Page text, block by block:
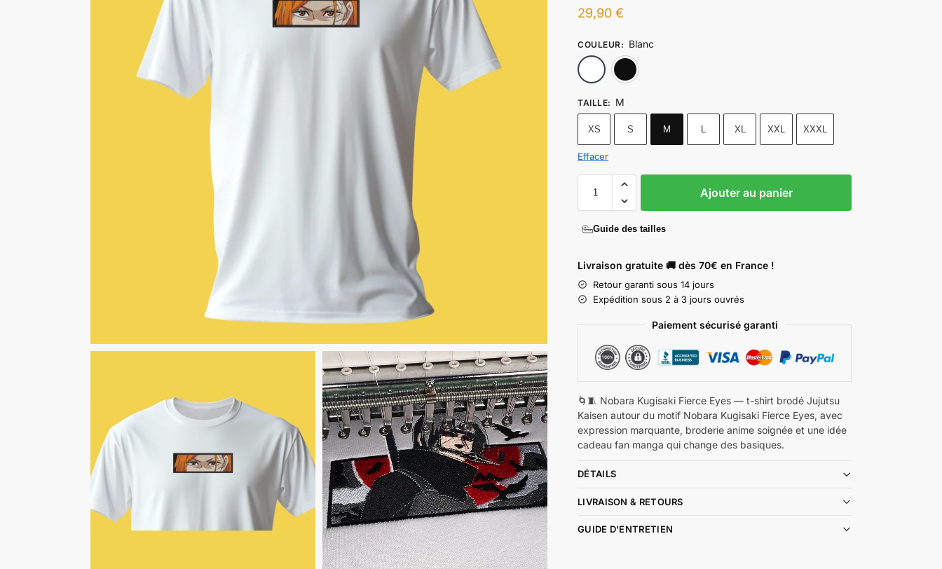
29,90€
COULEUR: Blanc
TAILLE: M
XS S M L XL XXL XXXL
Effacer
Ajouter au panier
Guide des tailles
Livraison gratuite 🚚 dès 70€ en France !
Retour garanti sous 14 jours
Expédition sous 2 à 3 jours ouvrés
Paiement sécurisé garanti
🌀🧵 Nobara Kugisaki Fierce Eyes — t-shirt brodé Jujutsu
Kaisen autour du motif Nobara Kugisaki Fierce Eyes, avec
expression marquante, broderie anime soignée et une idée
cadeau fan manga qui change des basiques.
DÉTAILS
LIVRAISON & RETOURS
GUIDE D'ENTRETIEN